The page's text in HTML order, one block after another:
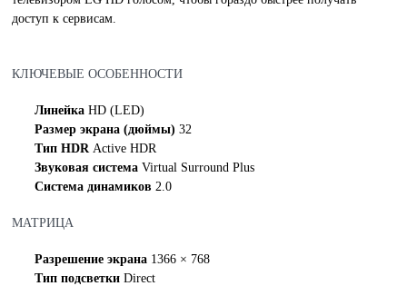
доступ к сервисам.
КЛЮЧЕВЫЕ ОСОБЕННОСТИ
ЛинейкаHD (LED)
Размер экрана (дюймы)32
Тип HDRActive HDR
Звуковая системаVirtual Surround Plus
Система динамиков2.0
МАТРИЦА
Разрешение экрана 1366 × 768
Тип подсветкиDirect